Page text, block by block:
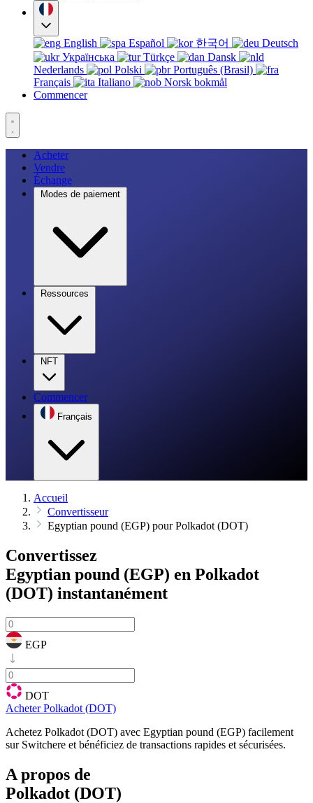
English Español 한국어
Deutsch
Українська
Türkçe
Dansk
Nederlands
Polski
Português (Brasil)
Français
Italiano
Norsk bokmål
Commencer
Acheter
Vendre
Échange
Modes de paiement
Ressources
NFT
Commencer
Français
Accueil
Convertisseur
Egyptian pound (EGP) pour Polkadot (DOT)
Convertissez
Egyptian pound (EGP) en Polkadot
(DOT) instantanément
EGP
DOT
Acheter Polkadot (DOT)
Achetez Polkadot (DOT) avec Egyptian pound (EGP) facilement
sur Switchere et bénéficiez de transactions rapides et sécurisées.
A propos de
Polkadot (DOT)